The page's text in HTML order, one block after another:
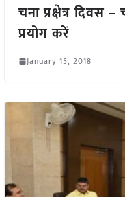
चना प्रक्षेत्र दिवस
प्रयोग करें
January 15, 2018